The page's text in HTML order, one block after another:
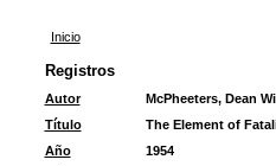
Inicio
Registros
Autor
McPheeters, Dean
Título
The Element of
Año
1954